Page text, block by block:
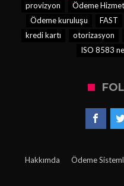
provizyon
Ödeme
Ödeme kuruluşu
FAST
kredi kartı
otorizasyon
ISO 8583
Hakkımda Ödeme